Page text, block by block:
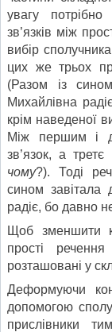
увагу
зв’язків між
вибір
цих же трьох
(Разом із
Михайлівна
крім наведеної
Між першим і
зв’язок, а
чому?). Тоді
сином завітала
радіє, бо давно
Щоб зменшити
прості
розташовані у
Деформуючи
допомогою
прислівники